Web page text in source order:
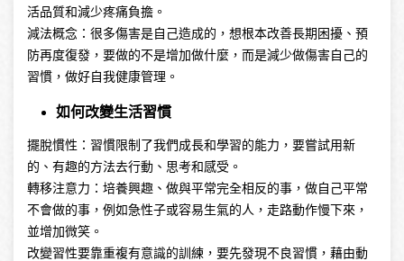
活品質和減少疼痛負擔。
減法概念：很多傷害是自己造成的，想根本改善長期困擾、預
防再度復發，要做的不是增加做什麼，而是減少做傷害自己的
習慣，做好自我健康管理。
如何改變生活習慣
擺脫慣性：習慣限制了我們成長和學習的能力，要嘗試用新
的、有趣的方法去行動、思考和感受。
轉移注意力：培養興趣、做與平常完全相反的事，做自己平常
不會做的事，例如急性子或容易生氣的人，走路動作慢下來，
並增加微笑。
改變習性要靠重複有意識的訓練，要先發現不良習慣，藉由動